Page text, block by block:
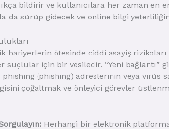
bildirir ve kullanıcılara her zaman en
da sürüp gidecek ve online bilgi
bariyerlerin ötesinde ciddi asayiş
suçlular için bir vesiledir. “Yeni bağlantı”
(phishing) adreslerinin veya virüs
çoğaltmak ve önleyici görevler
Herhangi bir elektronik